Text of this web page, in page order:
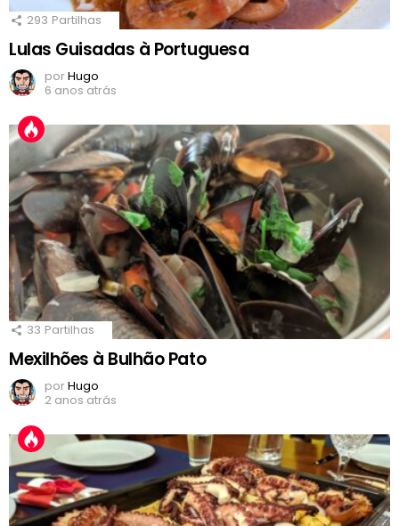
293 Partilhas
Lulas Guisadas à Portuguesa
porHugo
6 anos atrás
33 Partilhas
Mexilhões à Bulhão Pato
porHugo
2 anos atrás